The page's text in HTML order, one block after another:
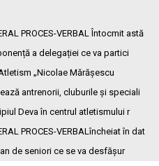
PROCES-VERBAL Întocmit astă
a delegației ce va partici
„Nicolae Mărășescu
antrenorii, cluburile și speciali
Deva în centrul atletismului r
PROCES-VERBALîncheiat în dat
de seniori ce se va desfășur